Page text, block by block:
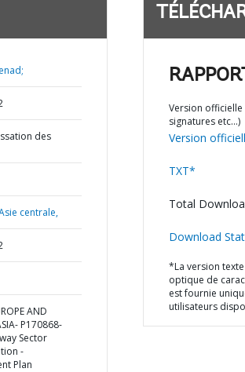
des
centrale,
AND
P170868-
Sector
-
Plan
Version
signatures etc…)
Version
TXT*
Total
Download
*La version
optique de
est fournie
utilisateurs